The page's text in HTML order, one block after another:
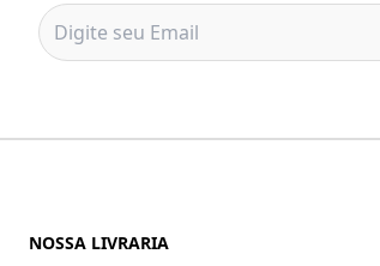
NOSSA LIVRARIA